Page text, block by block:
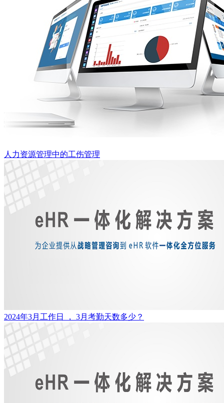
人力资源管理中的工伤管理
2024年3月工作日 ， 3月考勤天数多少？